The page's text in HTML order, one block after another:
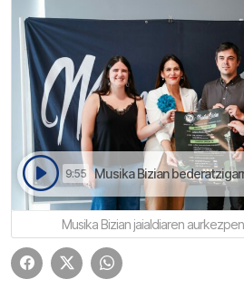
9:55 Musika Bizian
Musika Bizian jaialdiaren